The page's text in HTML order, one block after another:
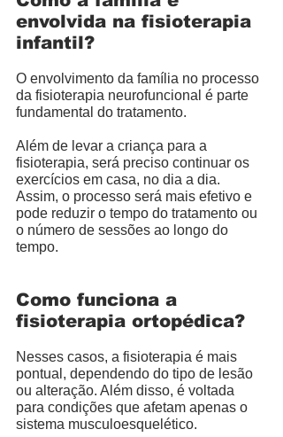
envolvida na fisioterapia
infantil?
O envolvimento da família no processo
da fisioterapia neurofuncional é parte
fundamental do tratamento.
Além de levar a criança para a
fisioterapia, será preciso continuar os
exercícios em casa, no dia a dia.
Assim, o processo será mais efetivo e
pode reduzir o tempo do tratamento ou
o número de sessões ao longo do
tempo.
Como funciona a
fisioterapia ortopédica?
Nesses casos, a fisioterapia é mais
pontual, dependendo do tipo de lesão
ou alteração. Além disso, é voltada
para condições que afetam apenas o
sistema musculoesquelético.